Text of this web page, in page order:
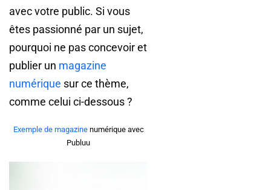
avec votre public. Si vous
êtes passionné par un sujet,
pourquoi ne pas concevoir et
publier un magazine
numérique sur ce thème,
comme celui ci-dessous ?
Exemple de magazinenumérique avec
Publuu